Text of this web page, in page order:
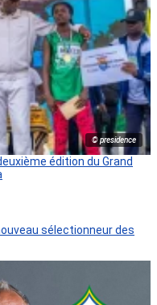
© presidence
édition du Grand
sélectionneur des